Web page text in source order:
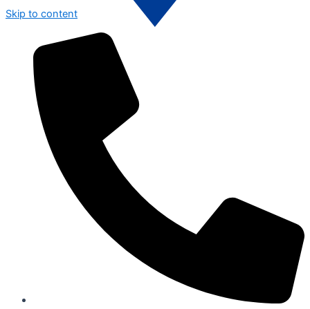
Skip to content